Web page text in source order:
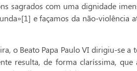
sagrados com uma dignidade
e façamos da não-violência
o Beato Papa Paulo VI dirigiu-se a
resulta, de forma claríssima,